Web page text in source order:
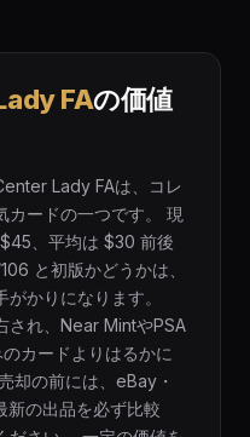
FAの価値
Lady FAは、コレ
カードの一つです。 現
、平均は $30 前後
と初版かどうかは、
かりになります。
され、Near MintやPSA
カードよりはるかに
却の前には、eBay・
の出品を必ず比較